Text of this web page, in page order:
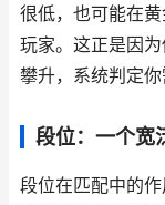
很低，也可能在
玩家。这正是因
攀升，系统判定你
段位：一个宽
段位在匹配中的